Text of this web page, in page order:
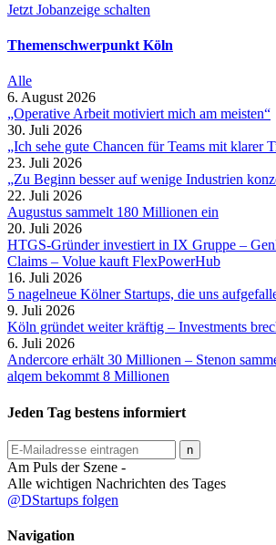
Jetzt Jobanzeige schalten
Themenschwerpunkt Köln
Alle
6. August 2026
„Operative Arbeit motiviert mich am meisten“
30. Juli 2026
„Ich sehe gute Chancen für Teams mit klarer
23. Juli 2026
„Zu Beginn besser auf wenige Industrien
22. Juli 2026
Augustus sammelt 180 Millionen ein
20. Juli 2026
HTGS-Gründer investiert in IX Gruppe –
Claims – Volue kauft FlexPowerHub
16. Juli 2026
5 nagelneue Kölner Startups, die uns
9. Juli 2026
Köln gründet weiter kräftig – Investments
6. Juli 2026
Andercore erhält 30 Millionen – Stenon
alqem bekommt 8 Millionen
Jeden Tag bestens informiert
Am Puls der Szene -
Alle wichtigen Nachrichten des Tages
@DStartups folgen
Navigation